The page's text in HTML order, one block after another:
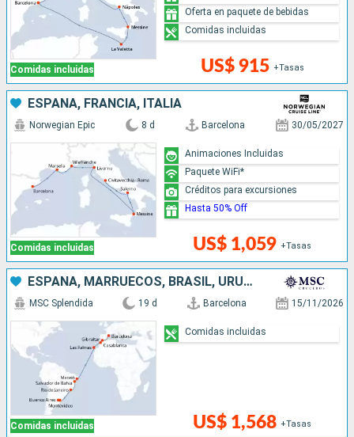
Comidas incluidas US$ 915 +Tasas
Oferta en paquete de bebidas
Comidas incluidas
ESPAÑA, FRANCIA, ITALIA
Comidas incluidas
Norwegian Epic 8 d Barcelona 30/05/2027
US$ 1,059 +Tasas
Animaciones Incluidas
Paquete WiFi*
Créditos para excursiones
Hasta 50% Off
ESPAÑA, MARRUECOS, BRASIL, URUGUAY, ARGENTINA
Comidas incluidas
MSC Splendida 19 d Barcelona 15/11/2026
US$ 1,568 +Tasas
Comidas incluidas